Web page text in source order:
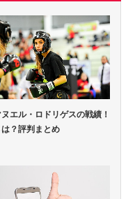
エル・ロドリゲスの戦績！
？評判まとめ